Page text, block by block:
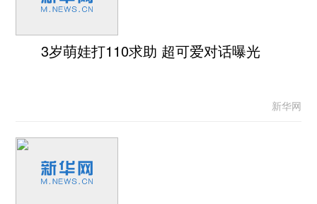
3岁萌娃打110求助 超可爱对话曝光
新华网